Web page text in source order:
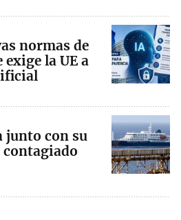
normas de
la UE a
junto con su